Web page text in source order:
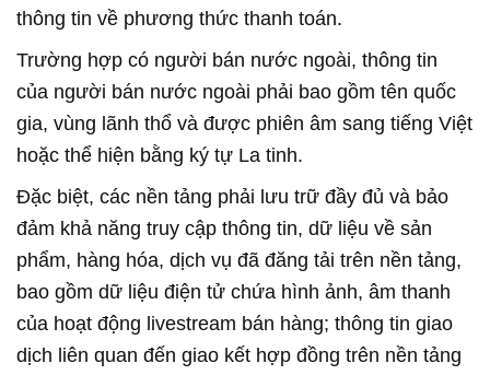
thông tin về phương thức thanh toán.
Trường hợp có người bán nước ngoài, thông tin
của người bán nước ngoài phải bao gồm tên quốc
gia, vùng lãnh thổ và được phiên âm sang tiếng Việt
hoặc thể hiện bằng ký tự La tinh.
Đặc biệt, các nền tảng phải lưu trữ đầy đủ và bảo
đảm khả năng truy cập thông tin, dữ liệu về sản
phẩm, hàng hóa, dịch vụ đã đăng tải trên nền tảng,
bao gồm dữ liệu điện tử chứa hình ảnh, âm thanh
của hoạt động livestream bán hàng; thông tin giao
dịch liên quan đến giao kết hợp đồng trên nền tảng